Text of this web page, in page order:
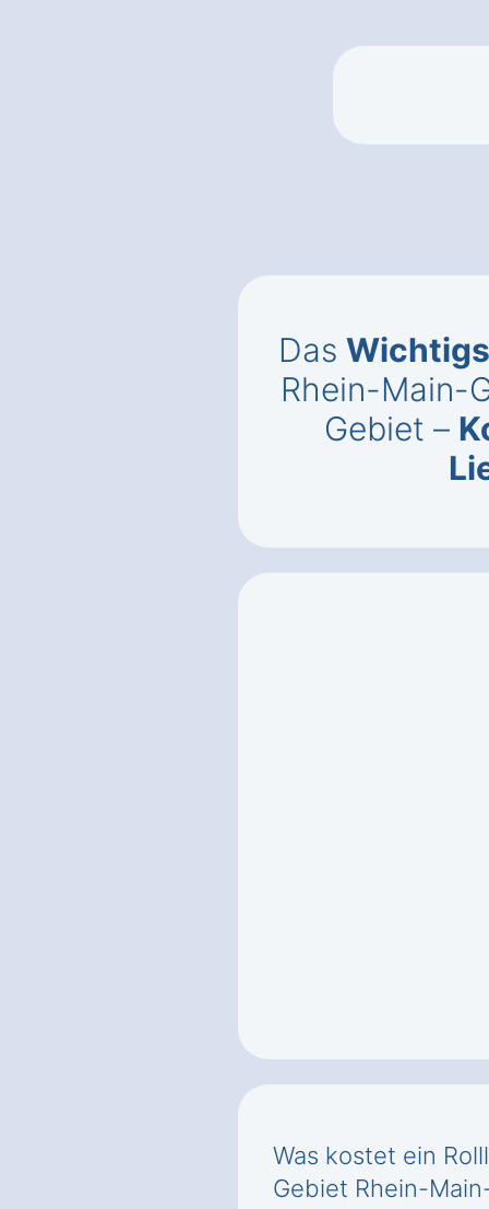
Das
Rhein-Main-
Gebiet‎ –
Was kostet ein
Gebiet Rhein-